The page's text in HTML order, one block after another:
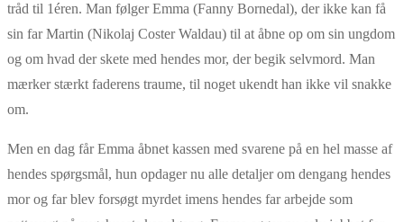
tråd til 1éren. Man følger Emma (Fanny Bornedal), der ikke kan få
sin far Martin (Nikolaj Coster Waldau) til at åbne op om sin ungdom
og om hvad der skete med hendes mor, der begik selvmord. Man
mærker stærkt faderens traume, til noget ukendt han ikke vil snakke
om.
Men en dag får Emma åbnet kassen med svarene på en hel masse af
hendes spørgsmål, hun opdager nu alle detaljer om dengang hendes
mor og far blev forsøgt myrdet imens hendes far arbejde som